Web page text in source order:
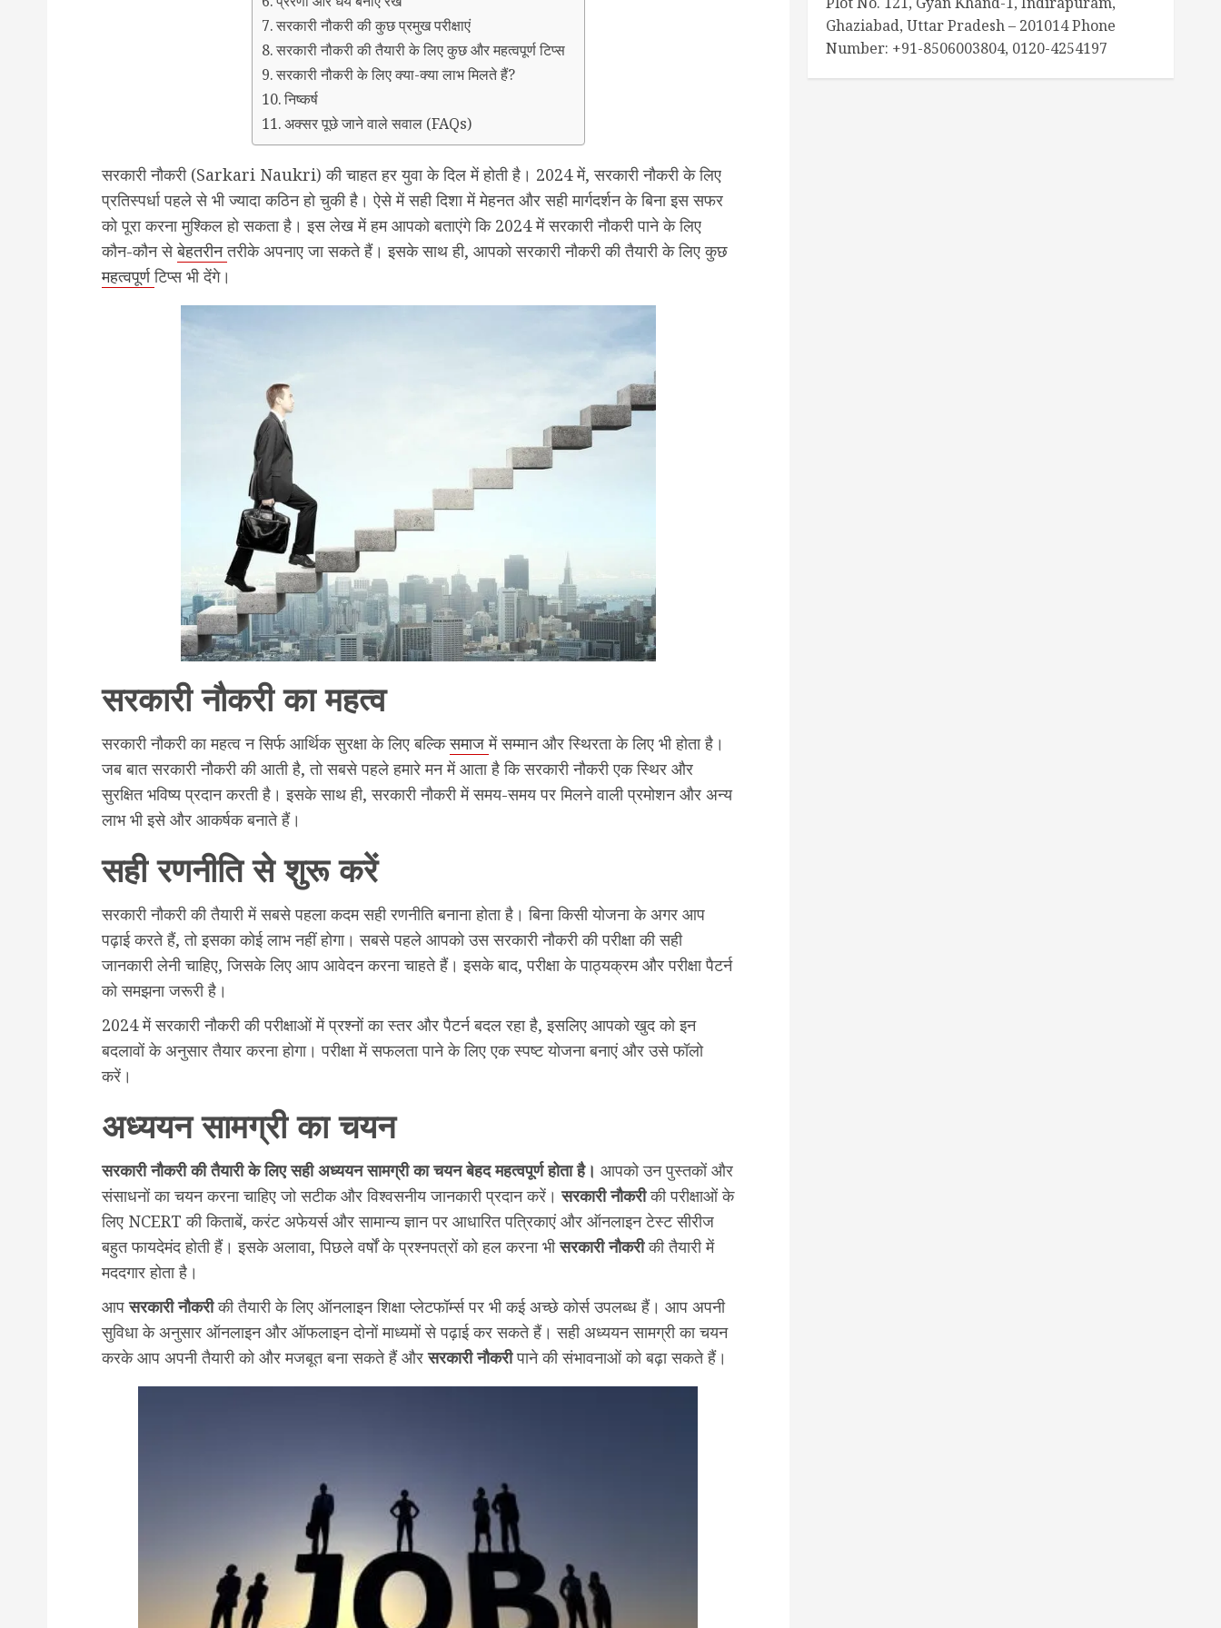
सरकारी नौकरी की कुछ प्रमुख परीक्षाएं
सरकारी नौकरी की तैयारी के लिए कुछ और महत्वपूर्ण टिप्स
सरकारी नौकरी के लिए क्या-क्या लाभ मिलते हैं?
निष्कर्ष
अक्सर पूछे जाने वाले सवाल (FAQs)
सरकारी नौकरी (Sarkari Naukri) की चाहत हर युवा के दिल में होती है। 2024 में, सरकारी नौकरी के लिए
प्रतिस्पर्धा पहले से भी ज्यादा कठिन हो चुकी है। ऐसे में सही दिशा में मेहनत और सही मार्गदर्शन के बिना इस सफर
को पूरा करना मुश्किल हो सकता है। इस लेख में हम आपको बताएंगे कि 2024 में सरकारी नौकरी पाने के लिए
कौन-कौन सेबेहतरीनतरीके अपनाए जा सकते हैं। इसके साथ ही, आपको सरकारी नौकरी की तैयारी के लिए कुछ
महत्वपूर्णटिप्स भी देंगे।
सरकारी नौकरी का महत्व
सरकारी नौकरी का महत्व न सिर्फ आर्थिक सुरक्षा के लिए बल्किसमाजमें सम्मान और स्थिरता के लिए भी होता है।
जब बात सरकारी नौकरी की आती है, तो सबसे पहले हमारे मन में आता है कि सरकारी नौकरी एक स्थिर और
सुरक्षित भविष्य प्रदान करती है। इसके साथ ही, सरकारी नौकरी में समय-समय पर मिलने वाली प्रमोशन और अन्य
लाभ भी इसे और आकर्षक बनाते हैं।
सही रणनीति से शुरू करें
सरकारी नौकरी की तैयारी में सबसे पहला कदम सही रणनीति बनाना होता है। बिना किसी योजना के अगर आप
पढ़ाई करते हैं, तो इसका कोई लाभ नहीं होगा। सबसे पहले आपको उस सरकारी नौकरी की परीक्षा की सही
जानकारी लेनी चाहिए, जिसके लिए आप आवेदन करना चाहते हैं। इसके बाद, परीक्षा के पाठ्यक्रम और परीक्षा पैटर्न
को समझना जरूरी है।
2024 में सरकारी नौकरी की परीक्षाओं में प्रश्नों का स्तर और पैटर्न बदल रहा है, इसलिए आपको खुद को इन
बदलावों के अनुसार तैयार करना होगा। परीक्षा में सफलता पाने के लिए एक स्पष्ट योजना बनाएं और उसे फॉलो
करें।
अध्ययन सामग्री का चयन
सरकारी नौकरी की तैयारी के लिए सही अध्ययन सामग्री का चयन बेहद महत्वपूर्ण होता है। आपको उन पुस्तकों और
संसाधनों का चयन करना चाहिए जो सटीक और विश्वसनीय जानकारी प्रदान करें।सरकारी नौकरीकी परीक्षाओं के
लिए NCERT की किताबें, करंट अफेयर्स और सामान्य ज्ञान पर आधारित पत्रिकाएं और ऑनलाइन टेस्ट सीरीज
बहुत फायदेमंद होती हैं। इसके अलावा, पिछले वर्षों के प्रश्नपत्रों को हल करना भीसरकारी नौकरीकी तैयारी में
मददगार होता है।
आपसरकारी नौकरीकी तैयारी के लिए ऑनलाइन शिक्षा प्लेटफॉर्म्स पर भी कई अच्छे कोर्स उपलब्ध हैं। आप अपनी
सुविधा के अनुसार ऑनलाइन और ऑफलाइन दोनों माध्यमों से पढ़ाई कर सकते हैं। सही अध्ययन सामग्री का चयन
करके आप अपनी तैयारी को और मजबूत बना सकते हैं औरसरकारी नौकरीपाने की संभावनाओं को बढ़ा सकते हैं।
Ghaziabad, Uttar Pradesh – 201014 Phone
Number: +91-8506003804, 0120-4254197